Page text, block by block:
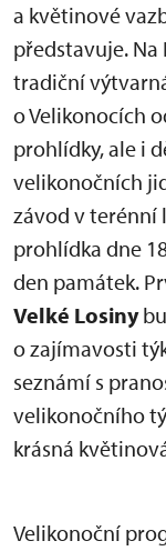
a květinové
představuje.
tradiční
o Velikonocích
prohlídky, ale i
velikonočních
závod v terénní
prohlídka dne
den památek.
Velké Losiny
o zajímavosti
seznámí s
velikonočního
krásná
Velikonoční